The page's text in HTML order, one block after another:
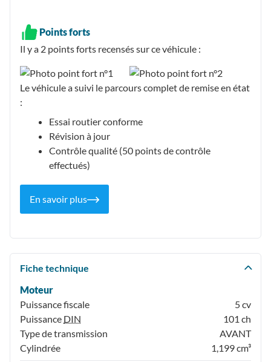
Points forts
Il y a 2 points forts recenséssur ce véhicule :
Le véhicule a suivi le parcours complet de remise en état
:
Essai routier conforme
Révision à jour
Contrôle qualité (50 points de contrôle
effectués)
En savoir plus
Fiche technique
Moteur
Puissance fiscale
5 cv
Puissance DIN
101 ch
Type de transmission
AVANT
Cylindrée
1,199 cm³